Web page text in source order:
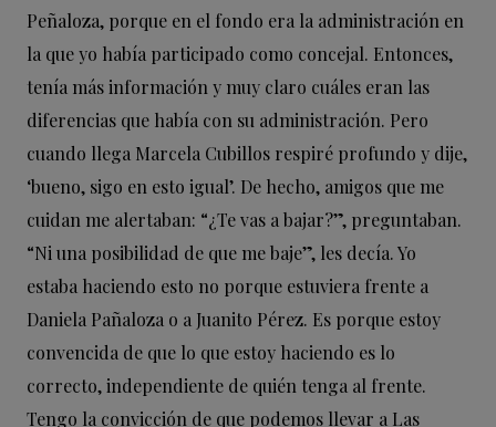
Peñaloza, porque en el fondo era la administración en
la que yo había participado como concejal. Entonces,
tenía más información y muy claro cuáles eran las
diferencias que había con su administración. Pero
cuando llega Marcela Cubillos respiré profundo y dije,
‘bueno, sigo en esto igual’. De hecho, amigos que me
cuidan me alertaban: “¿Te vas a bajar?”, preguntaban.
“Ni una posibilidad de que me baje”, les decía. Yo
estaba haciendo esto no porque estuviera frente a
Daniela Pañaloza o a Juanito Pérez. Es porque estoy
convencida de que lo que estoy haciendo es lo
correcto, independiente de quién tenga al frente.
Tengo la convicción de que podemos llevar a Las